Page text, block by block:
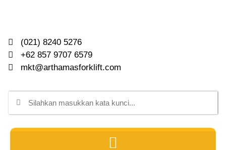
(021) 8240 5276
+62 857 9707 6579
mkt@arthamasforklift.com